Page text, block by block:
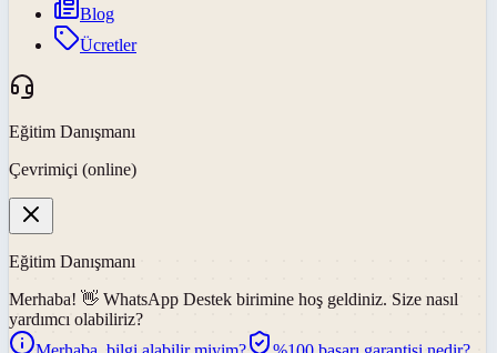
Blog
Ücretler
Eğitim Danışmanı
Çevrimiçi (online)
Eğitim Danışmanı
Merhaba! 👋 WhatsApp Destek birimine hoş geldiniz. Size nasıl
yardımcı olabiliriz?